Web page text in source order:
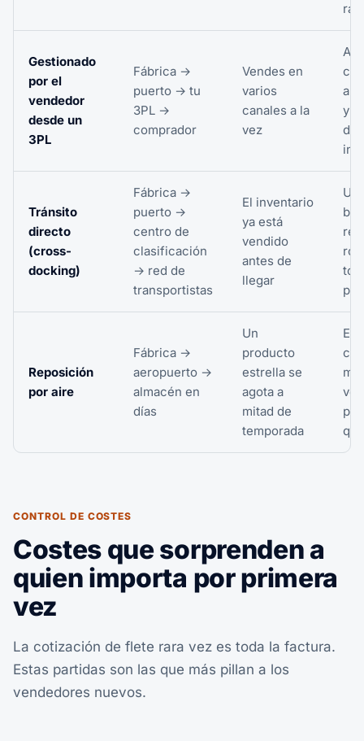
Gestionado
por el
vendedor
desde un
3PL
Fábrica →
puerto → tu
3PL →
comprador
Vendes en
varios
canales a la
vez
y
del
Tránsito
directo
(cross-
docking)
Fábrica →
puerto →
centro de
clasificación
→ red de
transportistas
El inventario
ya está
vendido
antes de
llegar
Un
Reposición
por aire
Fábrica →
aeropuerto →
almacén en
días
Un
producto
estrella se
agota a
mitad de
temporada
El
CONTROL DE COSTES
Costes que sorprenden a
quien importa por primera
vez
La cotización de flete rara vez es toda la factura.
Estas partidas son las que más pillan a los
vendedores nuevos.